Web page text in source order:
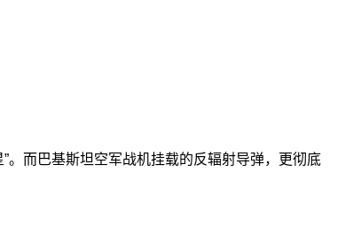
。而巴基斯坦空军战机挂载的反辐射导弹，更彻底